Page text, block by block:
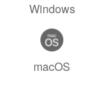
Windows
macOS